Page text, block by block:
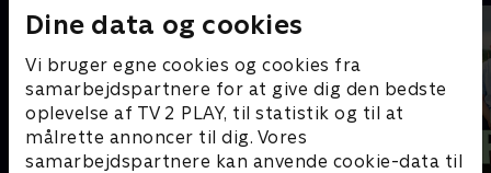
Dine data og cookies
Vi bruger egne cookies og cookies fra
samarbejdspartnere for at give dig den bedste
oplevelse af TV 2 PLAY, til statistik og til at
målrette annoncer til dig. Vores
samarbejdspartnere kan anvende cookie-data til